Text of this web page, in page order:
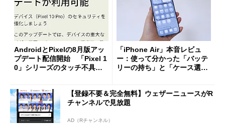
AndroidとPixelの8月版アッ
プデート配信開始 「Pixel 1
0」シリーズのタッチ不具合
「iPhone Air」本音レビュ
ー：使って分かった「バッテ
リーの持ち」と「ケース選
【登録不要＆完全無料】ウェザーニュースがR
チャンネルで見放題
AD（Rチャンネル）